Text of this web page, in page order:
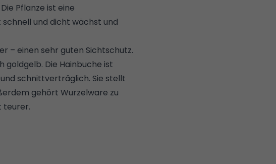
Pflanze ist eine
und dicht wächst und
– einen sehr guten Sichtschutz.
goldgelb. Die Hainbuche ist
schnittverträglich. Sie stellt
gehört Wurzelware zu
teurer.